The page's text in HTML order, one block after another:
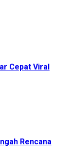
Cepat Viral
Rencana